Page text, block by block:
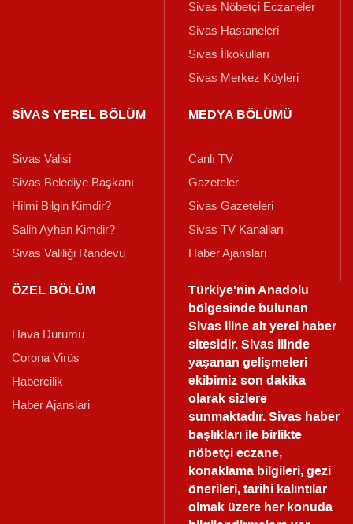
Sivas Nöbetçi Eczaneler
Sivas Hastaneleri
Sivas İlkokulları
Sivas Merkez Köyleri
SİVAS YEREL BÖLÜM
Sivas Valisi
Sivas Belediye Başkanı
Hilmi Bilgin Kimdir?
Salih Ayhan Kimdir?
Sivas Valiliği Randevu
MEDYA BÖLÜMÜ
Canlı TV
Gazeteler
Sivas Gazeteleri
Sivas TV Kanalları
Haber Ajanslari
ÖZEL BÖLÜM
Hava Durumu
Corona Virüs
Habercilik
Haber Ajanslari
Türkiye'nin Anadolu
bölgesinde bulunan
Sivas iline ait yerel haber
sitesidir. Sivas ilinde
yaşanan gelişmeleri
ekibimiz son dakika
olarak sizlere
sunmaktadır.Sivas haber
başlıkları ile birlikte
nöbetçi eczane,
konaklama bilgileri, gezi
önerileri, tarihi kalıntılar
olmak üzere her konuda